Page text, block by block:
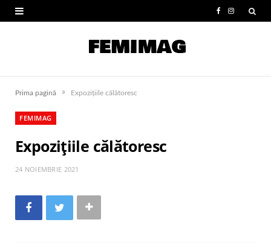
e
I
t
Prima pagină » Expozițiile călătoresc
FEMIMAG
Expozițiile călătoresc
24 NOIEMBRIE 2021